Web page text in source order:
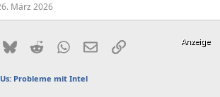
März 2026
(Twitter)
BlueskyRedditWhatsApp
E-MailLink
Probleme mit Intel